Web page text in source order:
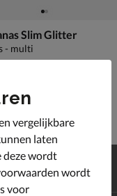
Slim Glitter
- multi
vergelijkbare
laten
deze wordt
wordt
voor